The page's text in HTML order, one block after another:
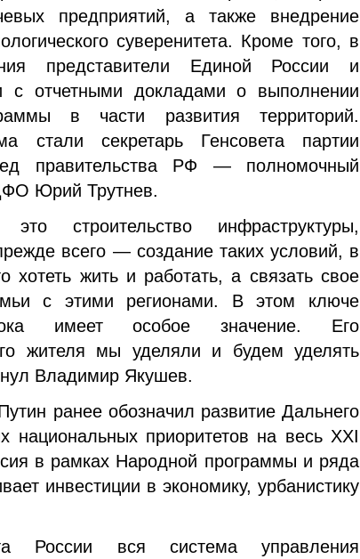
предприятий, а также внедрение
суверенитета. Кроме того, в
представители Единой России и
с отчетными докладами о выполнении
в части развития территорий.
стали секретарь Генсовета партии
правительства РФ — полномочный
Юрий Трутнев.
строительство инфраструктуры,
всего — создание таких условий, в
хотеть жить и работать, а связать свое
с этими регионами. В этом ключе
имеет особое значение. Его
жителя мы уделяли и будем уделять
Владимир Якушев.
ранее обозначил развитие Дальнего
национальных приоритетов на весь XXI
в рамках Народной программы и ряда
инвестиции в экономику, урбанистику
России вся система управления